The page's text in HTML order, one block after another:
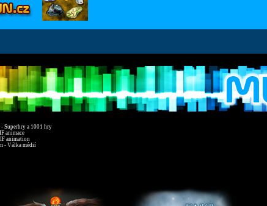
Superhry a 1001 hry
animace
animation
- Válka médií